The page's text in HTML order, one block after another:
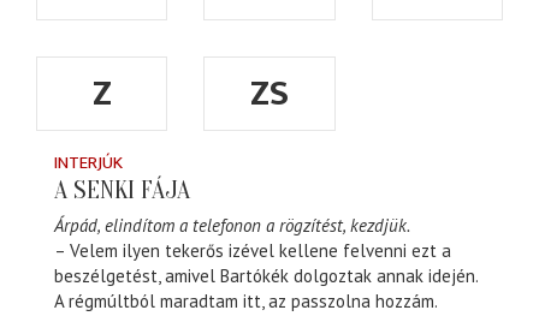
Z
ZS
INTERJÚK
A SENKI FÁJA
Árpád, elindítom a telefonon a rögzítést, kezdjük.
– Velem ilyen tekerős izével kellene felvenni ezt a
beszélgetést, amivel Bartókék dolgoztak annak idején.
A régmúltból maradtam itt, az passzolna hozzám.